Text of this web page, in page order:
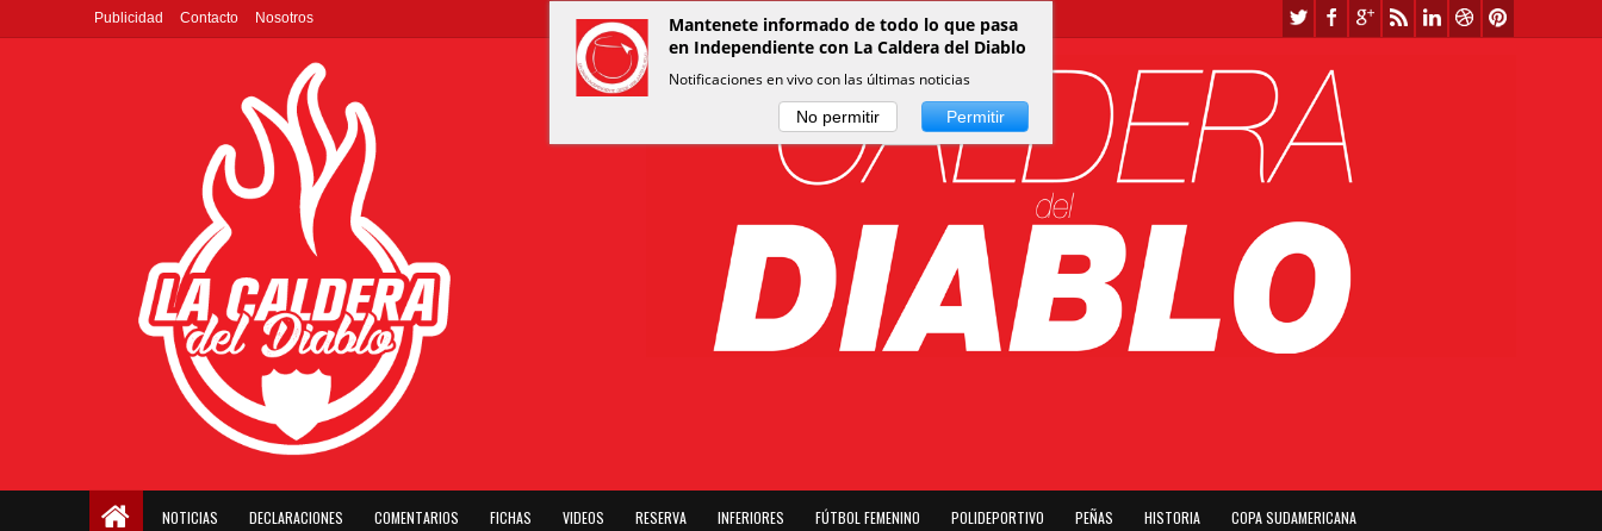
Publicidad Contacto Nosotros
NOTICIAS DECLARACIONES COMENTARIOS FICHAS VIDEOS RESERVA INFERIORES FÚTBOL FEMENINO POLIDEPORTIVO PEÑAS HISTORIA COPA SUDAMERICANA
Mantenete informado de todo lo que pasa
en Independiente con La Caldera del Diablo
Notificaciones en vivo con las últimas noticias
No permitir Permitir